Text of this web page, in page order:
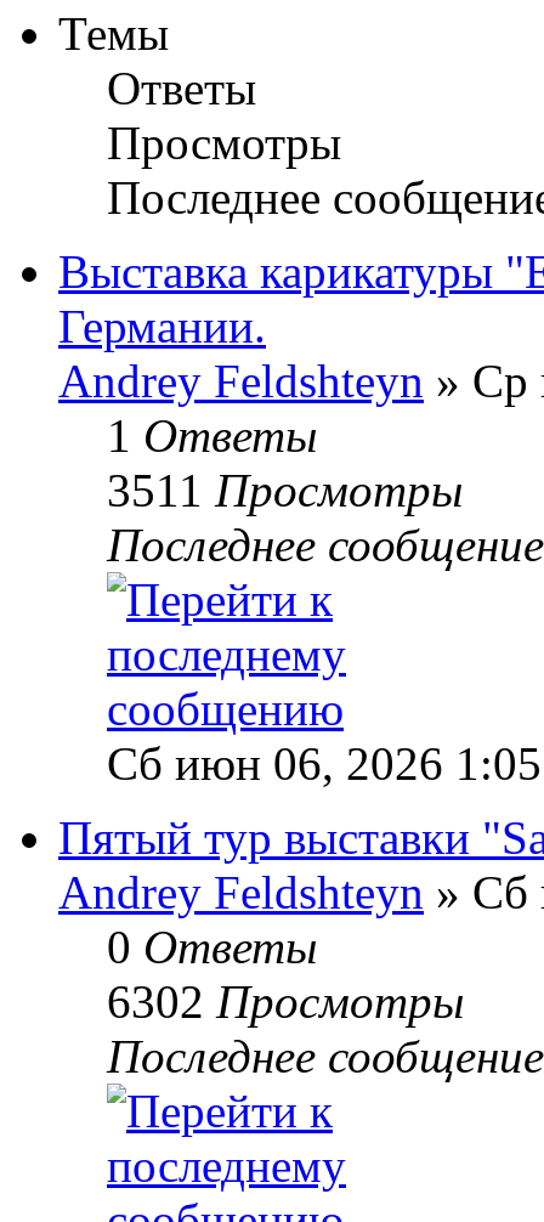
Темы
Ответы
Просмотры
Последнее
Выставка карикатуры
Германии.
Andrey Feldshteyn » Ср
1 Ответы
3511 Просмотры
Последнее
Сб июн 06, 2026
Пятый тур выставки
Andrey Feldshteyn » Сб
0 Ответы
6302 Просмотры
Последнее